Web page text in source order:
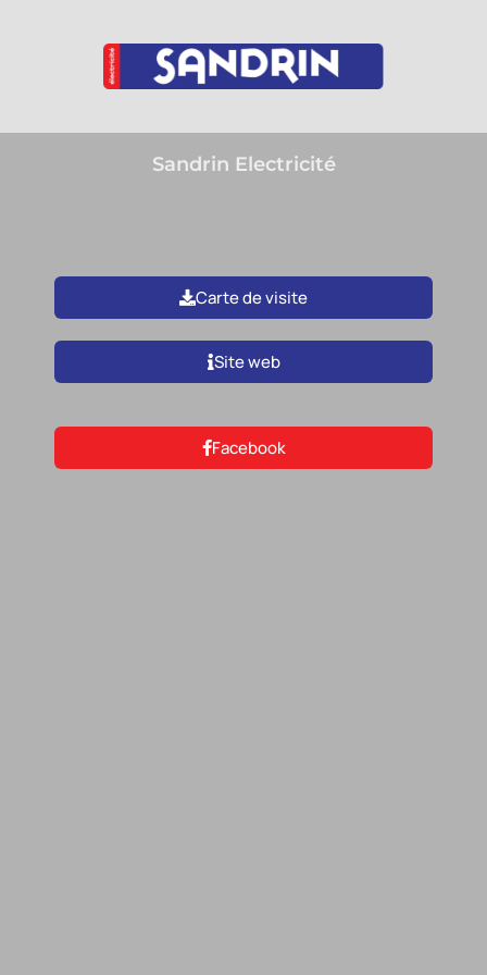
Sandrin Electricité
Carte de visite
Site web
Facebook